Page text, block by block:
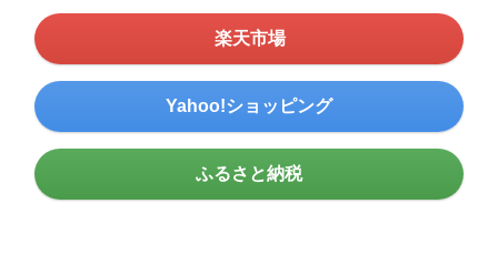
楽天市場
Yahoo!ショッピング
ふるさと納税